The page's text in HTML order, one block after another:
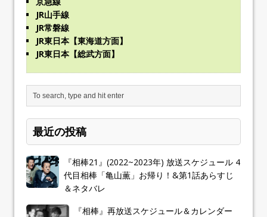
JR山手線
JR常磐線
JR東日本【東海道方面】
JR東日本【総武方面】
最近の投稿
『相棒21』(2022~2023年) 放送スケジュール 4
代目相棒「亀山薫」お帰り！&第1話あらすじ
＆ネタバレ
『相棒』再放送スケジュール＆カレンダー